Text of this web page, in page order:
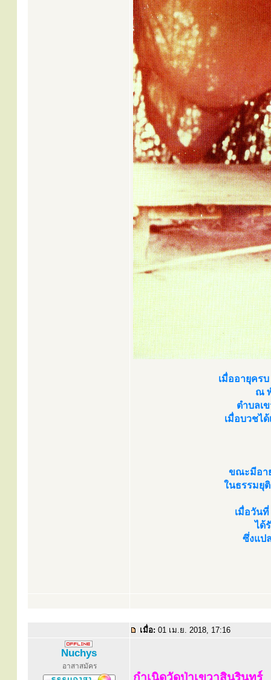
เมื่ออายุคร
ณ
ตำบลเ
เมื่อบวชไ
ขณะมีอา
ในธรรมยุ
เมื่อวัน
ได้
ซึ่งแป
เมื่อ: 01 เม.ย. 2018, 17:16
Nuchys
อาสาสมัคร
กำเนิดวัดป่าเขวาสินรินทร์